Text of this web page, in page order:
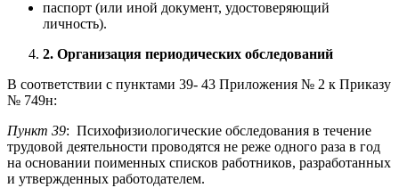
паспорт (или иной документ, удостоверяющий
личность).
2. Организация периодических обследований
В соответствии с пунктами 39- 43 Приложения № 2 к Приказу
№ 749н:
Пункт 39: Психофизиологические обследования в течение
трудовой деятельности проводятся не реже одного раза в год
на основании поименных списков работников, разработанных
и утвержденных работодателем.